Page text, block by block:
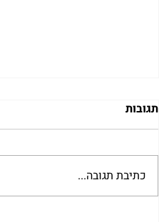
תגובות
כתיבת תגובה...